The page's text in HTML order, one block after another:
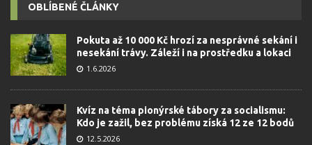
OBLÍBENÉ ČLÁNKY
Pokuta až 10 000 Kč hrozí za nesprávné sekání i
nesekání trávy. Záleží i na prostředku a lokaci
1.6.2026
Kvíz na téma pionýrské tábory za socialismu:
Kdo je zažil, bez problému získá 12 ze 12 bodů
12.5.2026